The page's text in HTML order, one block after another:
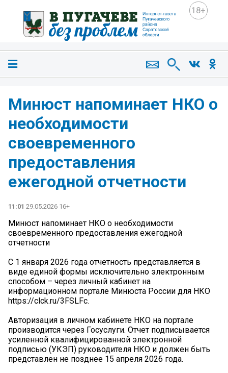
18+
Минюст напоминает НКО о
необходимости
своевременного
предоставления
ежегодной отчетности
11:01 29.05.2026 16+
Минюст напоминает НКО о необходимости
своевременного предоставления ежегодной
отчетности
С 1 января 2026 года отчетность представляется в
виде единой формы исключительно электронным
способом – через личный кабинет на
информационном портале Минюста России для НКО
https://clck.ru/3FSLFc.
Авторизация в личном кабинете НКО на портале
производится через Госуслуги. Отчет подписывается
усиленной квалифицированной электронной
подписью (УКЭП) руководителя НКО и должен быть
представлен не позднее 15 апреля 2026 года.